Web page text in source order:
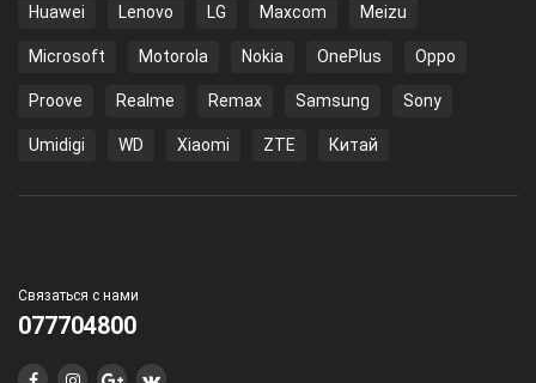
Huawei Lenovo LG Maxcom Meizu
Microsoft Motorola Nokia OnePlus Oppo
Proove Realme Remax Samsung Sony
Umidigi WD Xiaomi ZTE Китай
Связаться с нами
077704800